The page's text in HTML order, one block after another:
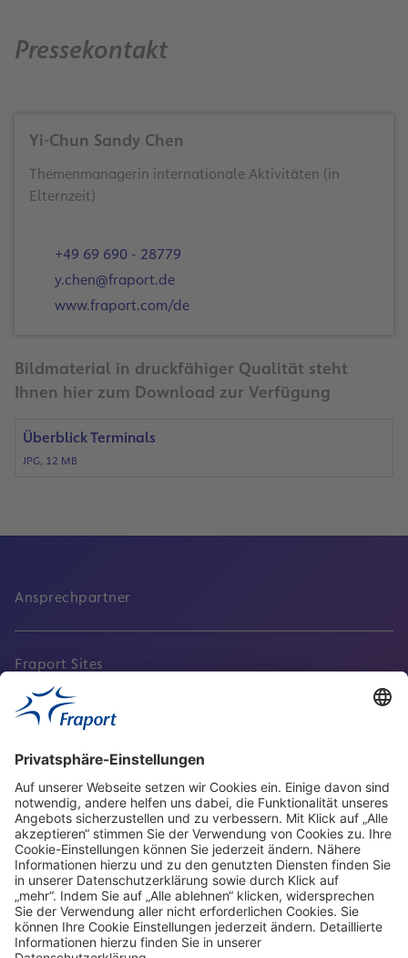
Pressekontakt
Yi-Chun Sandy Chen
Themenmanagerin internationale Aktivitäten (in
Elternzeit)
+49 69 690 - 28779
y.chen@fraport.de
www.fraport.com/de
Bildmaterial in druckfähiger Qualität steht
Ihnen hier zum Download zur Verfügung
Überblick Terminals
JPG, 12 MB
Ansprechpartner
Fraport Sites
Aktuell
Service
Frankfurt Airport
properties.socialType
properties.socialType
properties.socialType
properties.socialType